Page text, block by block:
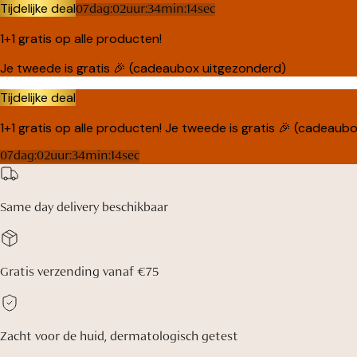
Tijdelijke deal07dag:02uur:34min:14sec
1+1 gratis op alle producten!
Je tweede is gratis 🎉 (cadeaubox uitgezonderd)
Tijdelijke deal
1+1 gratis op alle producten! Je tweede is gratis 🎉
07dag:02uur:34min:14sec
Same day delivery beschikbaar
Gratis verzending vanaf €75
Zacht voor de huid, dermatologisch getest